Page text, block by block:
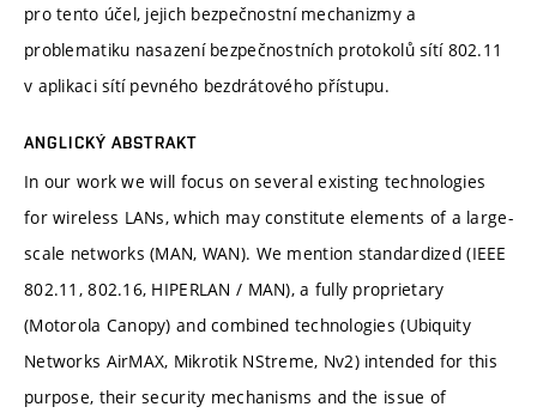
pro tento účel, jejich bezpečnostní mechanizmy a
problematiku nasazení bezpečnostních protokolů sítí 802.11
v aplikaci sítí pevného bezdrátového přístupu.
ANGLICKÝ ABSTRAKT
In our work we will focus on several existing technologies
for wireless LANs, which may constitute elements of a large-
scale networks (MAN, WAN). We mention standardized (IEEE
802.11, 802.16, HIPERLAN / MAN), a fully proprietary
(Motorola Canopy) and combined technologies (Ubiquity
Networks AirMAX, Mikrotik NStreme, Nv2) intended for this
purpose, their security mechanisms and the issue of